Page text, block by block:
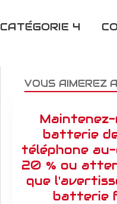
CATÉGORIE 4
VOUS AIMEREZ
batterie
téléphone
20 % ou
que
batterie